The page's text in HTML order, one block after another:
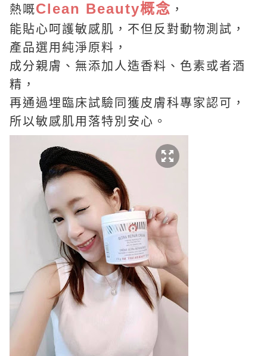
熱嘅Clean Beauty概念 ，
能貼心呵護敏感肌，不但反對動物測試，
產品選用純淨原料，
成分親膚、無添加人造香料、色素或者酒
精，
再通過埋臨床試驗同獲皮膚科專家認可，
所以敏感肌用落特別安心。